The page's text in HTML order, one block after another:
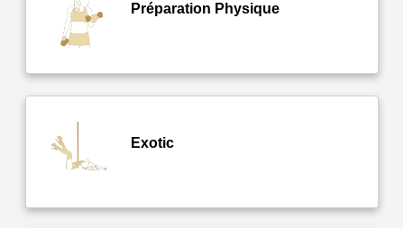
Préparation Physique
Exotic